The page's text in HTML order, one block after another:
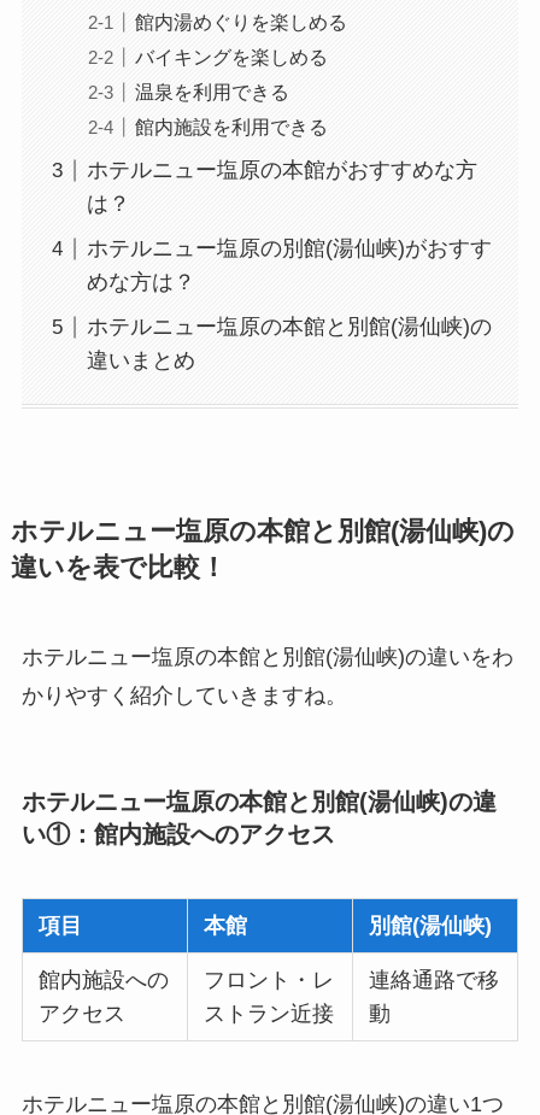
館内湯めぐりを楽しめる
バイキングを楽しめる
温泉を利用できる
館内施設を利用できる
ホテルニュー塩原の本館がおすすめな方
は？
ホテルニュー塩原の別館(湯仙峡)がおすす
めな方は？
ホテルニュー塩原の本館と別館(湯仙峡)の
違いまとめ
ホテルニュー塩原の本館と別館(湯仙峡)の
違いを表で比較！
ホテルニュー塩原の本館と別館(湯仙峡)の違いをわ
かりやすく紹介していきますね。
ホテルニュー塩原の本館と別館(湯仙峡)の違
い①：館内施設へのアクセス
項目 本館 別館(湯仙峡)
館内施設への
アクセス
フロント・レ
ストラン近接
連絡通路で移
動
ホテルニュー塩原の本館と別館(湯仙峡)の違い1つ